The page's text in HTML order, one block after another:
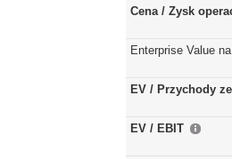
Cena / Zysk
Enterprise Value
EV / Przychody
EV / EBIT